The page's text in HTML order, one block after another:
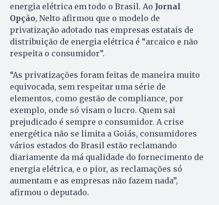
energia elétrica em todo o Brasil. Ao Jornal
Opção, Nelto afirmou que o modelo de
privatização adotado nas empresas estatais de
distribuição de energia elétrica é “arcaico e não
respeita o consumidor”.
“As privatizações foram feitas de maneira muito
equivocada, sem respeitar uma série de
elementos, como gestão de compliance, por
exemplo, onde só visam o lucro. Quem sai
prejudicado é sempre o consumidor. A crise
energética não se limita a Goiás, consumidores
vários estados do Brasil estão reclamando
diariamente da má qualidade do fornecimento de
energia elétrica, e o pior, as reclamações só
aumentam e as empresas não fazem nada”,
afirmou o deputado.